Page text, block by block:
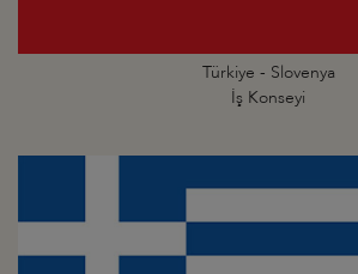
Türkiye - Slovenya
İş Konseyi